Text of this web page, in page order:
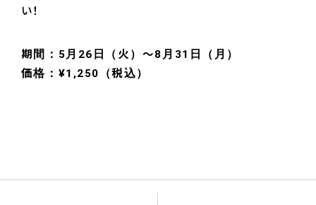
い！
期間：5月26日（火）〜8月31日（月）
価格：¥1,250（税込）